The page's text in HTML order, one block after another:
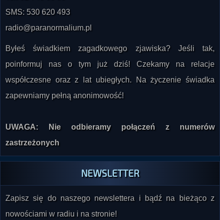
radio@paranormalium.pl
Byłeś świadkiem zagadkowego zjawiska? Jeśli tak,
poinformuj nas o tym już dziś! Czekamy na relacje
współczesne oraz z lat ubiegłych. Na życzenie świadka
zapewniamy pełną anonimowość!
zastrzeżonych
NEWSLETTER
Zapisz się do naszego newslettera i bądź na bieżąco z
nowościami w radiu i na stronie!